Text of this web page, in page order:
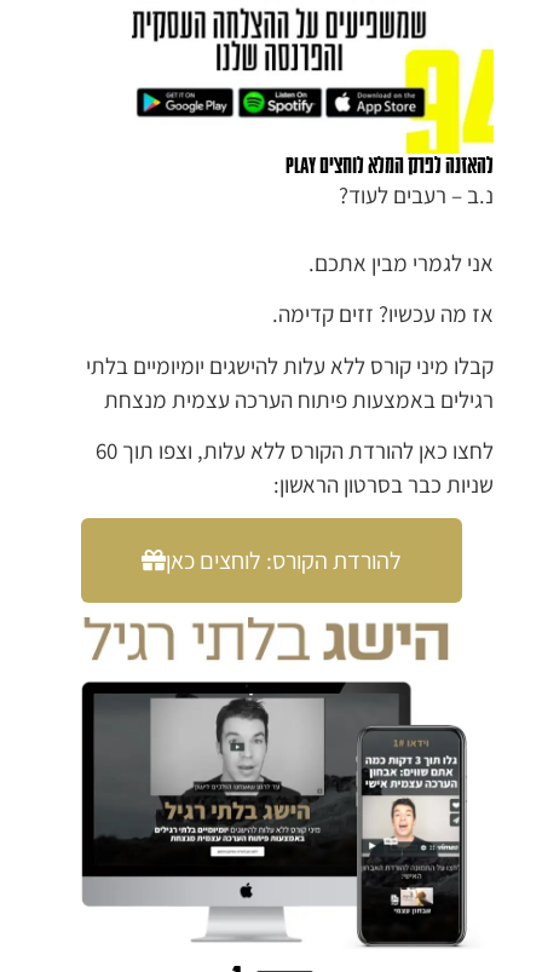
להאזנה לפרק המלא לוחצים PLAY
נ.ב – רעבים לעוד?
אני לגמרי מבין אתכם.
אז מה עכשיו? זזים קדימה.
קבלו מיני קורס ללא עלות להישגים יומיומיים בלתי
רגילים באמצעות פיתוח הערכה עצמית מנצחת
לחצו כאן להורדת הקורס ללא עלות, וצפו תוך 60
שניות כבר בסרטון הראשון:
להורדת הקורס: לוחצים כאן